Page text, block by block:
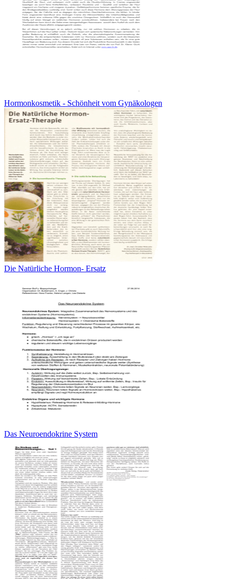
Hormonkosmetik - Schönheit vom Gynäkologen
Die Natürliche Hormon- Ersatz
Das Neuroendokrine System